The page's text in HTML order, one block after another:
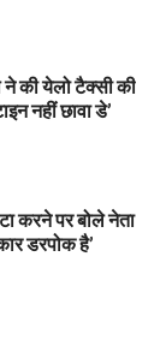
की येलो टैक्सी की
नहीं छावा डे’
करने पर बोले नेता
डरपोक है’